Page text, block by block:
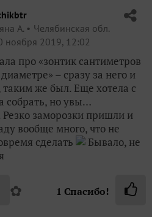
А.
Челябинская обл.
ноября 2019, 12:02
про «зонтик сантиметров
– сразу за него и
же был. Еще хотела с
собрать, но увы…
Резко заморозки пришли и
вообще много, что не
сделать
Бывало, не
✿ 1 Спасибо!